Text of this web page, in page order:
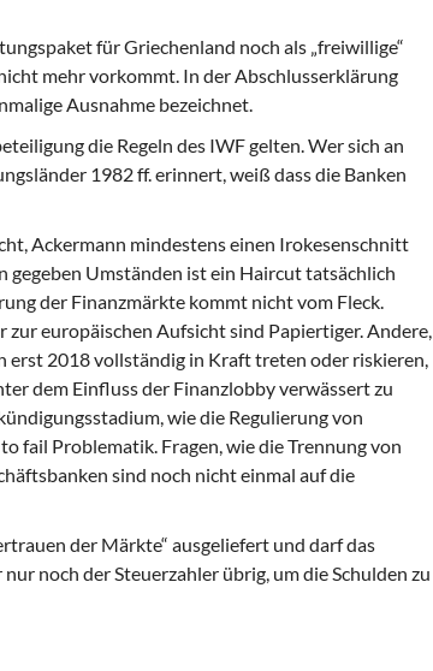
für Griechenland noch als „freiwillige“
mehr vor­kommt. In der Abschlusserklärung
Ausnahme bezeichnet.
die Regeln des IWF gel­ten. Wer sich an
1982 ff. erinnert, weiß dass die Banken
Ackermann mindestens einen Irokesenschnitt
gegeben Um­ständen ist ein Haircut tatsächlich
der Finanzmärkte kommt nicht vom Fleck.
zur europäischen Aufsicht sind Papiertiger. Andere,
erst 2018 vollständig in Kraft treten oder ris­kieren,
dem Einfluss der Finanz­lobby verwässert zu
wie die Regulierung von
fail Problematik. Fragen, wie die Trennung von
sind noch nicht einmal auf die
der Märkte“ ausgeliefert und darf das
noch der Steu­erzahler übrig, um die Schulden zu